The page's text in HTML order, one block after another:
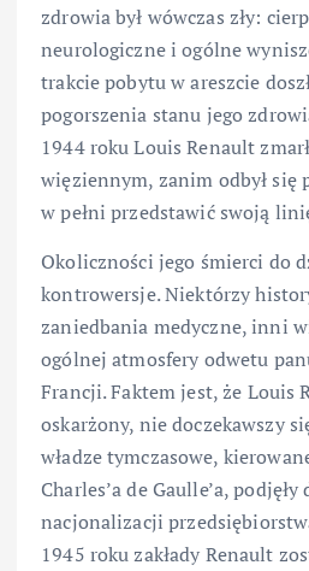
zdrowia był wówczas zły:
neurologiczne i ogólne
trakcie pobytu w areszcie
pogorszenia stanu jego
1944 roku Louis Renault
więziennym, zanim odbył się
w pełni przedstawić swoją
Okoliczności jego śmierci do
kontrowersje. Niektórzy
zaniedbania medyczne, inni
ogólnej atmosfery odwetu
Francji. Faktem jest, że Louis
oskarżony, nie doczekawszy
władze tymczasowe,
Charles’a de Gaulle’a, podjęły
nacjonalizacji
1945 roku zakłady Renault